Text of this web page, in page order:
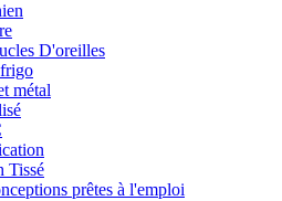
D'oreilles
métal
Tissé
prêtes à l'emploi